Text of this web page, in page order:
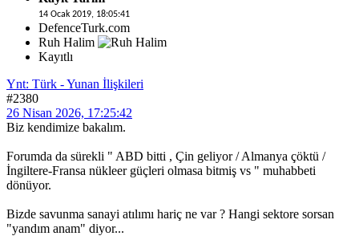
14 Ocak 2019, 18:05:41
DefenceTurk.com
Ruh Halim
Kayıtlı
Ynt: Türk - Yunan İlişkileri
#2380
26 Nisan 2026, 17:25:42
Biz kendimize bakalım.
Forumda da sürekli " ABD bitti , Çin geliyor / Almanya çöktü /
İngiltere-Fransa nükleer güçleri olmasa bitmiş vs " muhabbeti
dönüyor.
Bizde savunma sanayi atılımı hariç ne var ? Hangi sektore sorsan
"yandım anam" diyor...